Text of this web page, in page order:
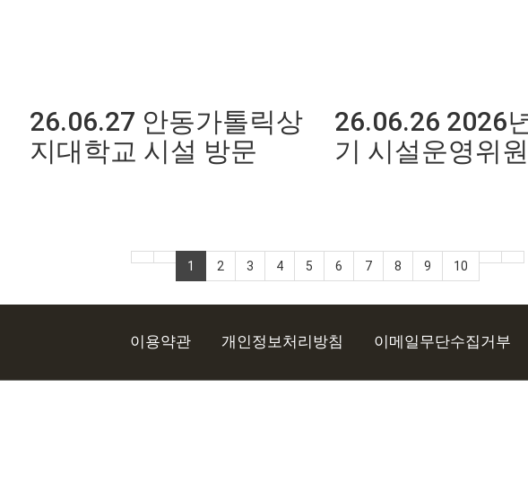
26.06.27 안동가톨릭상
지대학교 시설 방문
26.06.26 2026
기 시설운영위
1 2 3 4 5 6 7 8 9 10
이용약관 개인정보처리방침 이메일무단수집거부